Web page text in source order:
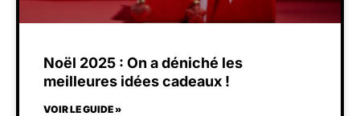
Noël 2025 : On a déniché les
meilleures idées cadeaux !
VOIR LE GUIDE »